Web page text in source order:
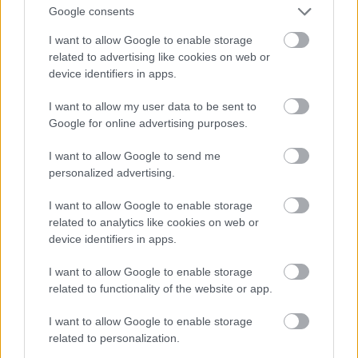
Google consents
I want to allow Google to enable storage
related to advertising like cookies on web or
device identifiers in apps.
I want to allow my user data to be sent to
Google for online advertising purposes.
I want to allow Google to send me
personalized advertising.
I want to allow Google to enable storage
related to analytics like cookies on web or
device identifiers in apps.
I want to allow Google to enable storage
related to functionality of the website or app.
I want to allow Google to enable storage
related to personalization.
Conv
@eszkep: nem tartom valószínűnek, mert ezek itt
amit betettem neked, a hivatalos adatbázis publikus
adatai :)
nem a statisztikai előkészítéshez használt NAV által
kalkulált adatok amik köszönő viszonyban sincsenek
jó része negyedéves /féléves/éves lejelentő és
befizető. amit a havi adatokra tudnak mondani az a
ez pedig lófing.
ámde hidd el, szórakoztató a színed, ami kiül a
Seduxen (már NEM dr.)
15 éve